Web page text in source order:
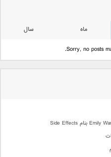
ماه
سال
Sorry, no posts